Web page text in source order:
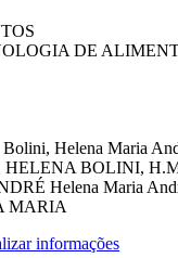
DE
Bolini, Helena Maria
HELENA BOLINI,
Helena Maria
MARIA
informações